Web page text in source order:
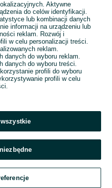
główną
Aktywne
do celów identyfikacji.
lub kombinacji danych
informacji na urządzeniu lub
reklam. Rozwój i
w celu personalizacji treści.
reklam.
danych do wyboru reklam.
danych do wyboru treści.
profili do wyboru
profili w celu